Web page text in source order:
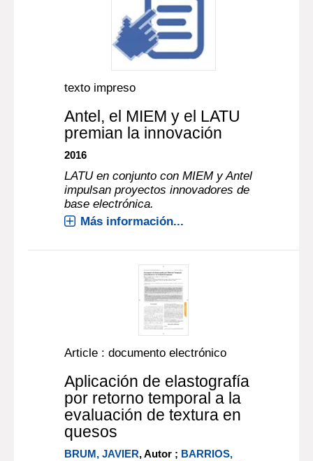
texto impreso
Antel, el MIEM y el LATU
premian la innovación
2016
LATU en conjunto con MIEM y Antel
impulsan proyectos innovadores de
base electrónica.
Más información...
Article : documento electrónico
Aplicación de elastografía
por retorno temporal a la
evaluación de textura en
quesos
BRUM, JAVIER, Autor ; BARRIOS,